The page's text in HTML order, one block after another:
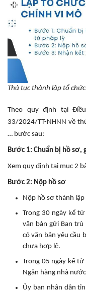
Thủ tục thành lập tổ
Theo quy định tại
33/2024/TT-NHNN về
… bước sau:
Bước 1: Chuẩn bị hồ sơ,
Xem quy định tại mục 2
Bước 2: Nộp hồ sơ
Nộp hồ sơ thành
Trong 30 ngày kể
văn bản gửi Ban
có văn bản yêu cầu
chưa hợp lệ.
Trong 05 ngày kể
Ngân hàng nhà
Ủy ban nhân dân